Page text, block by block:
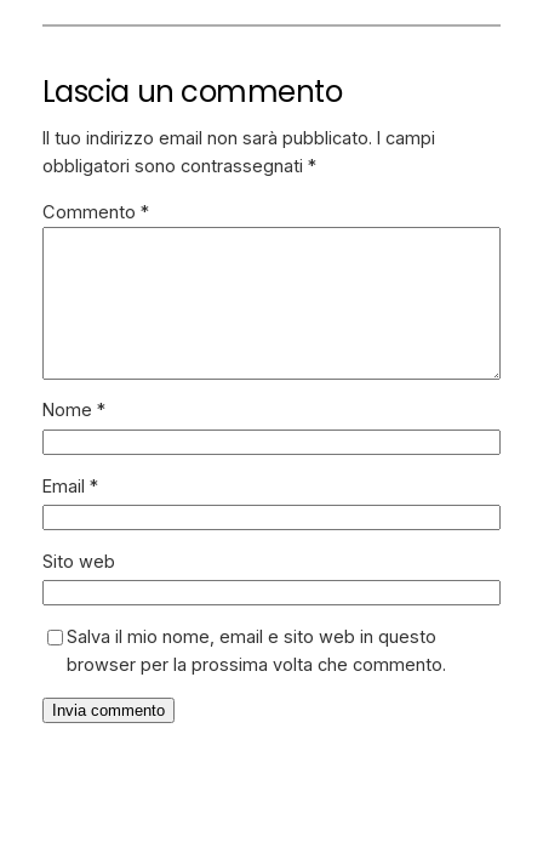
Lascia un commento
Il tuo indirizzo email non sarà pubblicato.
I campi
obbligatori sono contrassegnati *
Commento *
Nome *
Email *
Sito web
Salva il mio nome, email e sito web in questo
browser per la prossima volta che commento.